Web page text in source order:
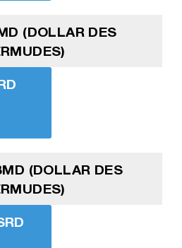
(DOLLAR DES
(DOLLAR DES